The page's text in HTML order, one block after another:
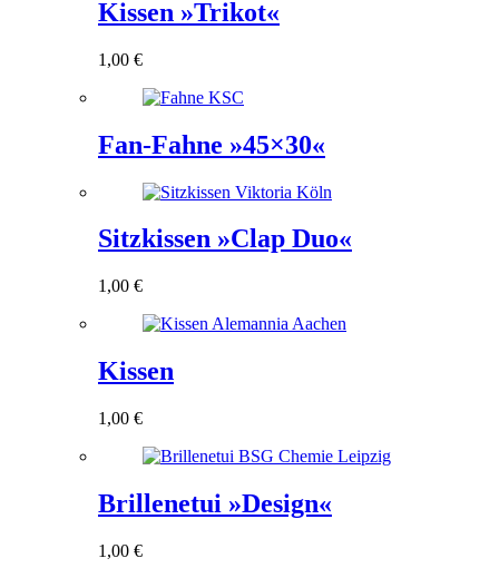
Kissen »Trikot«
1,00 €
Fan-Fahne »45×30«
Sitzkissen »Clap Duo«
1,00 €
Kissen
1,00 €
Brillenetui »Design«
1,00 €